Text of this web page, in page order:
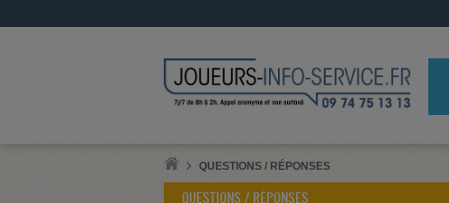
QUESTIONS / RÉPONSES
QUESTIONS / RÉPONSES